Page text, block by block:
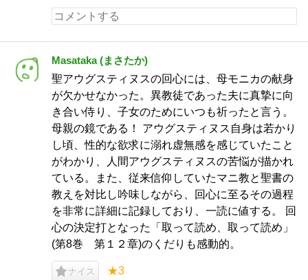
Masataka (まさたか)
聖アウグスティヌスの回心には、母モニカの献身
が欠かせなかった。異教徒であった夫に真摯に向
き合い侍り、子女のためにいつも祈ったと言う。
母親の鏡である！ アウグスティヌス自身は若かり
し頃、性的な欲求に溺れ虚無感を感じていたこと
がわかり、人間アウグスティヌスの苦悩が描かれ
ている。また、従来信仰していたマニ教と聖書の
教えを対比し吟味しながら、回心に至るその過程
を非常に詳細に記録しており、一読に値する。 回
心の決定打となった「取って読め、取って読め」
(第8巻 第１２章)のくだりも感動的。
ナイス ★3